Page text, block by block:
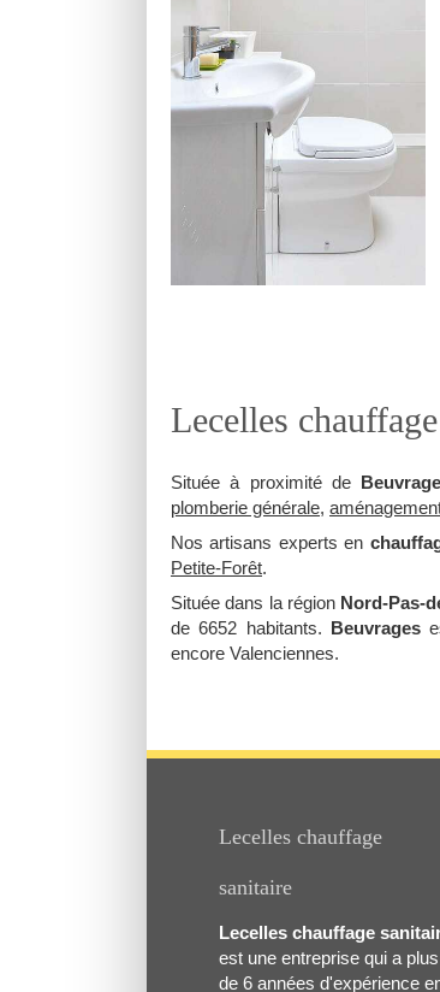
Lecelles
Située à proximité de
plomberie générale,
Nos artisans experts en
Petite-Forêt.
Située dans la région Nord-Pas-
de 6652 habitants. Beuvrages
encore Valenciennes.
Lecelles chauffage
sanitaire
Lecelles chauffage
est une entreprise qui a plus
de 6 années d'expérience